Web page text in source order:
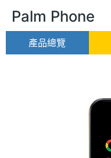
Palm Phone
產品總覽